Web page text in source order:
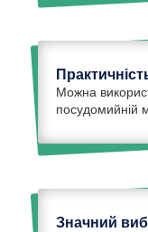
Можна
посудомийній
Значний